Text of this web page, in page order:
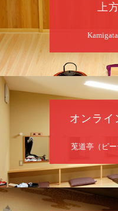
昼
桂九寿玉／
ももえ（音
～仲入～桂
（ジャグリ
ございませ
★菟道
夜
8月10
桂慶治朗
上
オンライ
莵道亭（ピ